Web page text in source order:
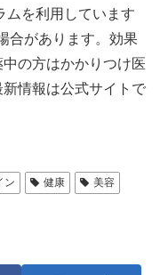
を利用しています
合があります。効果
の方はかかりつけ医
情報は公式サイトで
ン 健康
美容